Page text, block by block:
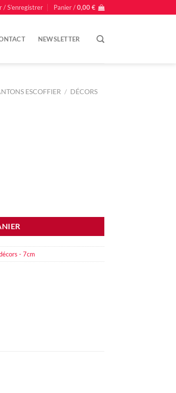
/ S’enregistrer Panier /0,00€
NEWSLETTER
ESCOFFIER / DÉCORS
- 7cm